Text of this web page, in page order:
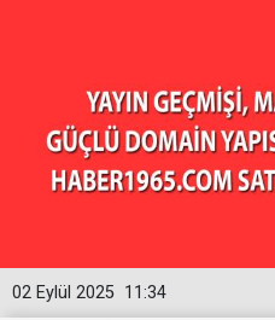
11:34
02 Eylül 2025